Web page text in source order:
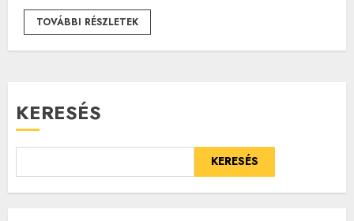
TOVÁBBI RÉSZLETEK
KERESÉS
KERESÉS